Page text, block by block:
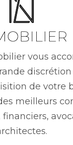
vous
discrétion
de votre
meilleurs
financiers,